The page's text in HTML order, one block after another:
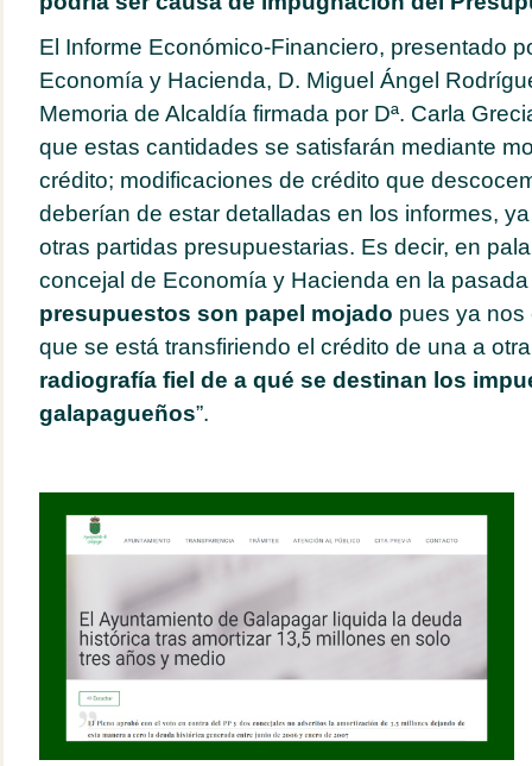
El Informe Económico-Financiero, presentado
Economía y Hacienda, D. Miguel Ángel
Memoria de Alcaldía firmada por Dª. Carla
que estas cantidades se satisfarán mediante
crédito; modificaciones de crédito que
deberían de estar detalladas en los informes,
otras partidas presupuestarias. Es decir, en
concejal de Economía y Hacienda en la pasada
presupuestos son papel mojado pues ya nos
que se está transfiriendo el crédito de una a
radiografía fiel de a qué se destinan los
galapagueños”.